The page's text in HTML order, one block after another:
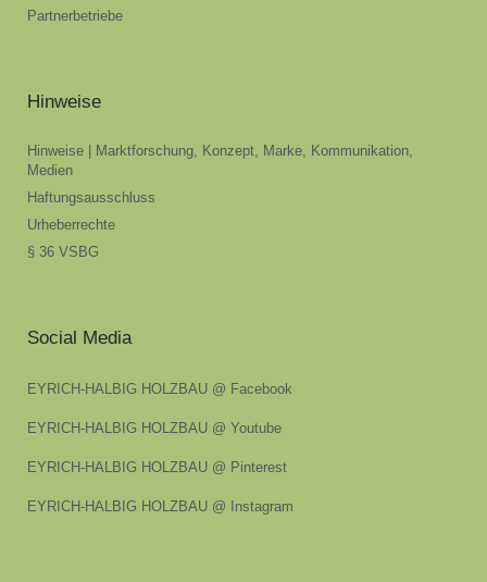
Partnerbetriebe
Hinweise
Hinweise | Marktforschung, Konzept, Marke, Kommunikation,
Medien
Haftungsausschluss
Urheberrechte
§ 36 VSBG
Social Media
EYRICH-HALBIG HOLZBAU @ Facebook
EYRICH-HALBIG HOLZBAU @ Youtube
EYRICH-HALBIG HOLZBAU @ Pinterest
EYRICH-HALBIG HOLZBAU @ Instagram